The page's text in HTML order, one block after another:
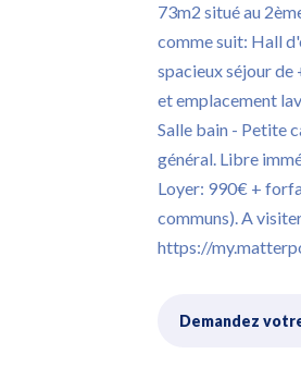
73m2 situé au
comme suit: Hall
spacieux séjour
et emplacement
Salle bain - Petite
général. Libre
Loyer: 990€ +
communs). A
https://
Demandez